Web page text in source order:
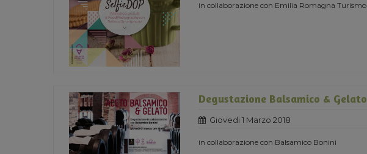
in collaborazione con Emilia Romagna Turismo
Degustazione Balsamico & Gelato
Giovedi 1 Marzo 2018
in collaborazione con Balsamico Bonini